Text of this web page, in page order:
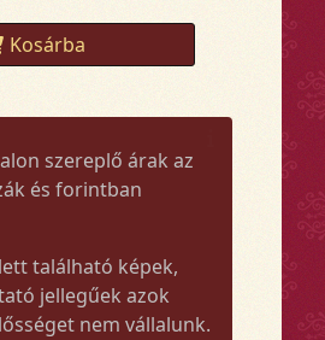
Kosárba
szereplő árak az
és forintban
található képek,
jellegűek azok
nem vállalunk.